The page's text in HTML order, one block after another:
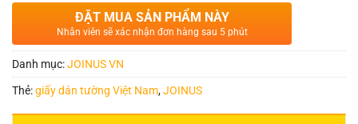
ĐẶT MUA SẢN PHẨM NÀY
Nhân viên sẽ xác nhận đơn hàng sau 5 phút
Danh mục:JOINUS VN
Thẻ:giấy dán tường Việt Nam,JOINUS